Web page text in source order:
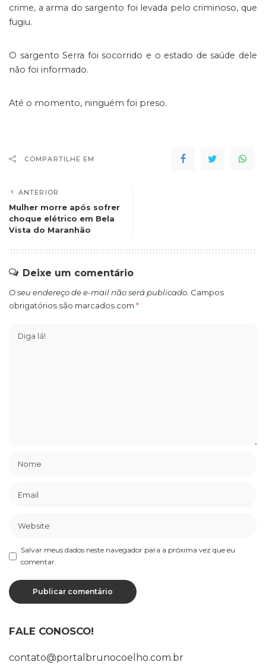
crime, a arma do sargento foi levada pelo criminoso, que
fugiu.
O sargento Serra foi socorrido e o estado de saúde dele
não foi informado.
Até o momento, ninguém foi preso.
COMPARTILHE EM
ANTERIOR
Mulher morre após sofrer
choque elétrico em Bela
Vista do Maranhão
Deixe um comentário
O seu endereço de e-mail não será publicado. Campos
obrigatórios são marcados com *
Salvar meus dados neste navegador para a próxima vez que eu
comentar.
FALE CONOSCO!
contato@portalbrunocoelho.com.br